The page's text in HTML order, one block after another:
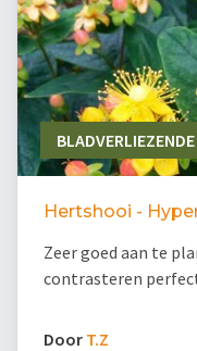
Hertshooi -
Zeer goed aan te
contrasteren
Door T.Z